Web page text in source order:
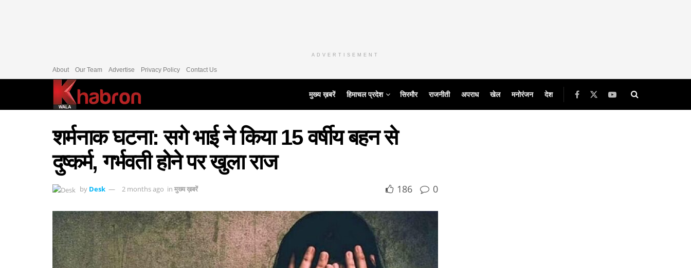
ADVERTISEMENT
About Our Team Advertise Privacy Policy Contact Us
मुख्य ख़बरें हिमाचल प्रदेश सिरमौर राजनीती अपराध खेल मनोरंजन देश
शर्मनाक घटना: सगे भाई ने किया 15 वर्षीय बहन से
दुष्कर्म, गर्भवती होने पर खुला राज
by Desk 2 months ago in मुख्य ख़बरें 186 0